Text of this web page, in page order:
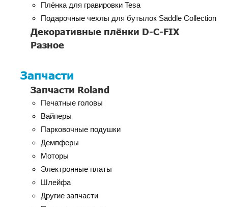
Плёнка для гравировки Tesa
Подарочные чехлы для бутылок Saddle Collection
Декоративные плёнки D-C-FIX
Разное
Запчасти
Запчасти Roland
Печатные головы
Вайперы
Парковочные подушки
Демпферы
Моторы
Электронные платы
Шлейфа
Другие запчасти